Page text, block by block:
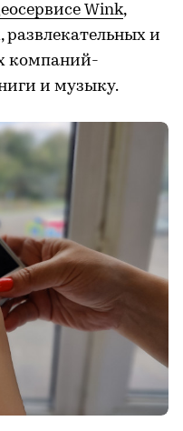
Wink,
и
компаний-
и музыку.